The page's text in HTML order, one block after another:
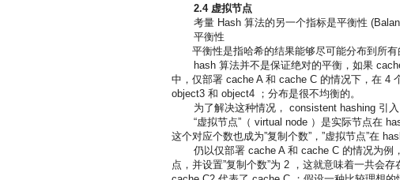
2.4 虚拟节点
考量 Hash 算法的另一个指标是平衡性
平衡性
平衡性是指哈希的结果能够尽可能分布到所有
hash 算法并不是保证绝对的平衡，如果
中，仅部署 cache A 和 cache C 的情况下，在 4
object3 和 object4 ；分布是很不均衡的。
为了解决这种情况， consistent hashing 引
“虚拟节点”（ virtual node ）是实际节点在
这个对应个数也成为”复制个数”，”虚拟节点”在
仍以仅部署 cache A 和 cache C 的情况为
点，并设置”复制个数”为 2 ，这就意味着一共会